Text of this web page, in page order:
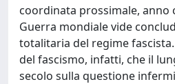
coordinata prossimale, anno
Guerra mondiale vide
totalitaria del regime
del fascismo, infatti, che il
secolo sulla questione